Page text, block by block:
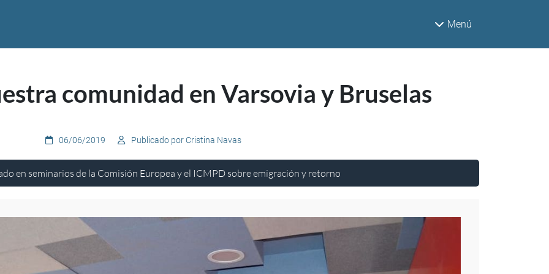
Menú
comunidad en Varsovia y Bruselas
06/06/2019 Publicado por Cristina Navas
en seminarios de la Comisión Europea y el ICMPD sobre emigración y retorno